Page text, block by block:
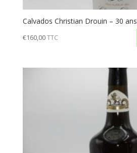
Calvados Christian Drouin – 30 ans
€160,00TTC